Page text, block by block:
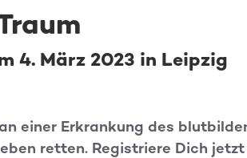
4. März 2023 in Leipzig
einer Erkrankung des
retten. Registriere Dich